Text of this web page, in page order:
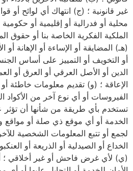
غير قانونية ؛ (ج) انتهاك أي لوائح أو
محلية أو فدرالية أو إقليمية أو
الملكية الفكرية الخاصة بنا أو حقوق
(هـ) المضايقة أو الإساءة أو الإهانة أو
أو التخويف أو التمييز على أساس
الدين أو الأصل العرقي أو العرق أو
الإعاقة ؛ (و) تقديم معلومات خاطئة
الفيروسات أو أي نوع آخر من الأكواد
تستخدم بأي طريقة من شأنها أن
الخدمة أو أي موقع ذي صلة أو مواقع
الخداع أو الصيدلية أو الذريعة أو
(ي) لأي غرض فاحش أو غير أخلاقي ؛